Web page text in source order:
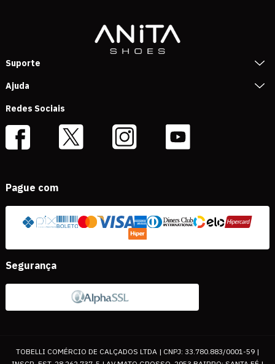
Suporte
Ajuda
Redes Sociais
Pague com
Segurança
TOBELLI COMÉRCIO DE CALÇADOS LTDA | CNPJ: 33.780.883/0001-59 |